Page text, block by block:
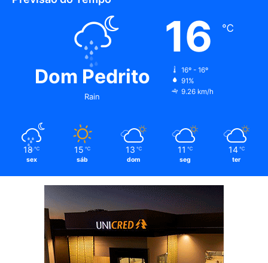
Dom Pedrito
Rain
16 ℃
16º - 16º
91%
9.26 km/h
18 ℃
sex
15 ℃
sáb
13 ℃
dom
11 ℃
seg
14 ℃
ter